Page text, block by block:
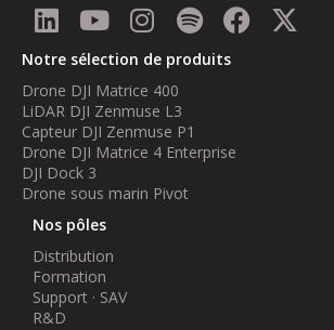
Notre sélection de produits
Drone DJI Matrice 400
LiDAR DJI Zenmuse L3
Capteur DJI Zenmuse P1
Drone DJI Matrice 4 Enterprise
DJI Dock 3
Drone sous marin Pivot
Nos pôles
Distribution
Formation
Support · SAV
R&D